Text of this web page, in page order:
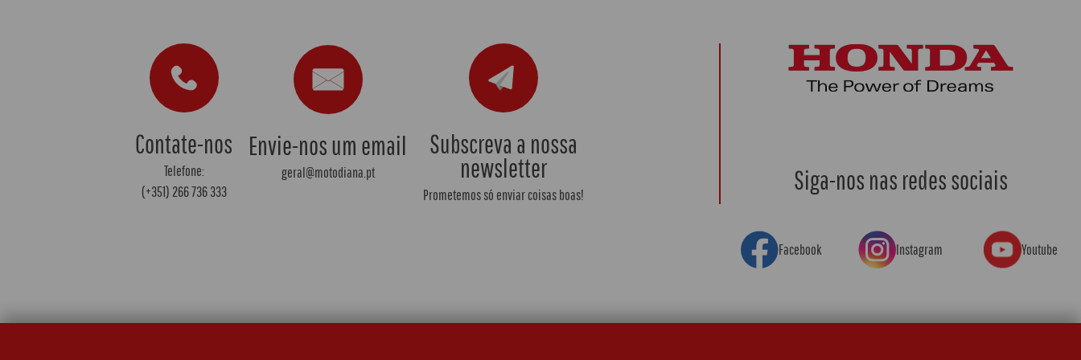
Contate-nos
Telefone:
(+351) 266 736 333
Envie-nos um email
geral@motodiana.pt
Subscreva a nossa
newsletter
Prometemos só enviar coisas boas!
Siga-nos nas redes sociais
Facebook Instagram Youtube